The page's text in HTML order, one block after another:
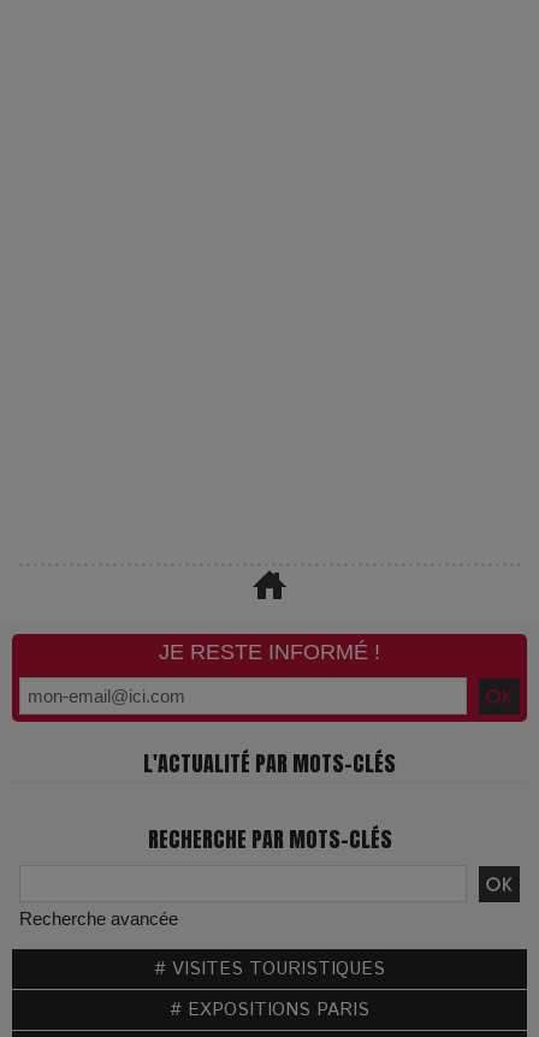
JE RESTE INFORMÉ !
L'ACTUALITÉ PAR MOTS-CLÉS
RECHERCHE PAR MOTS-CLÉS
Recherche avancée
# VISITES TOURISTIQUES
# EXPOSITIONS PARIS